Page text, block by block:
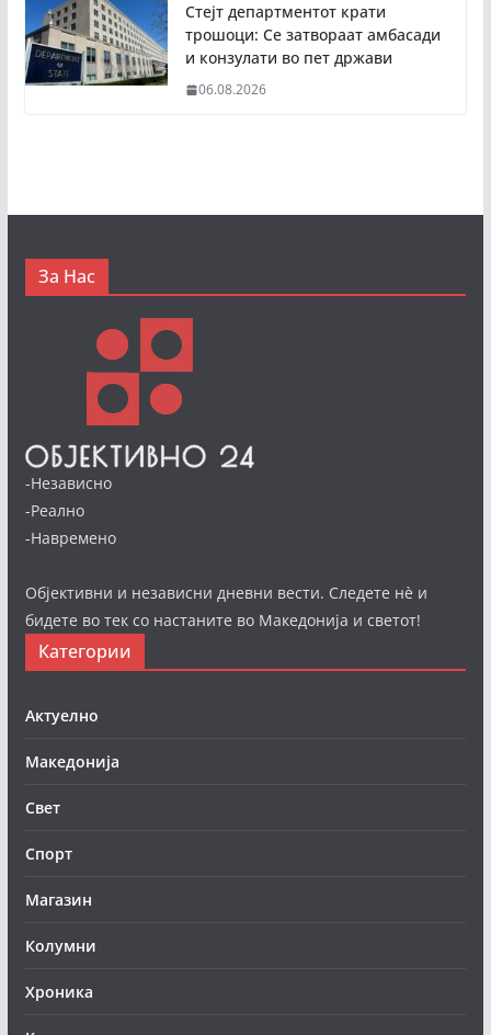
Стејт департментот крати
трошоци: Се затвораат амбасади
и конзулати во пет држави
06.08.2026
За Нас
-Независно
-Реално
-Навремено
Објективни и независни дневни вести. Следете нè и
бидете во тек со настаните во Македонија и светот!
Категории
Актуелно
Македонија
Свет
Спорт
Магазин
Колумни
Хроника